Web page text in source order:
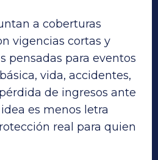
a coberturas
vigencias cortas y
pensadas para eventos
vida, accidentes,
de ingresos ante
es menos letra
real para quien